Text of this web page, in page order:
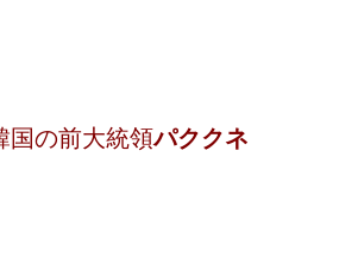
国の前大統領パククネ